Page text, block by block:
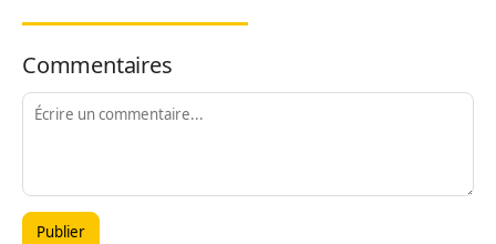
Commentaires
Publier